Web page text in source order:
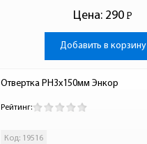
Цена: 290 Р
-
Добавить в корзину
Отвертка PH3х150мм Энкор
Рейтинг:
Код: 19516